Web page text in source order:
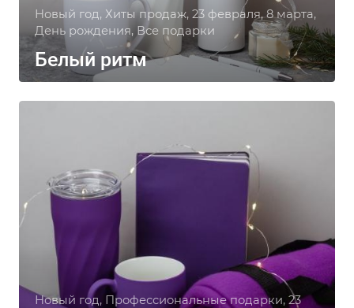
Новый год, Хиты продаж, 23 февраля, 8 марта,
День рождения, Все подарки
Белый ритм
Новый год, Профессиональные подарки, 23